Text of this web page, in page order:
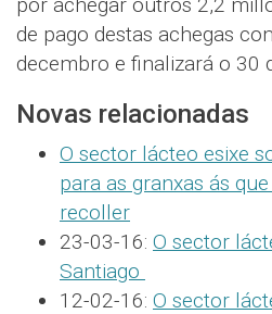
de pago destas achegas
decembro e finalizará o 30
Novas relacionadas
O sector lácteo esixe
para as granxas ás
recoller
23-03-16: O sector
Santiago
12-02-16: O sector